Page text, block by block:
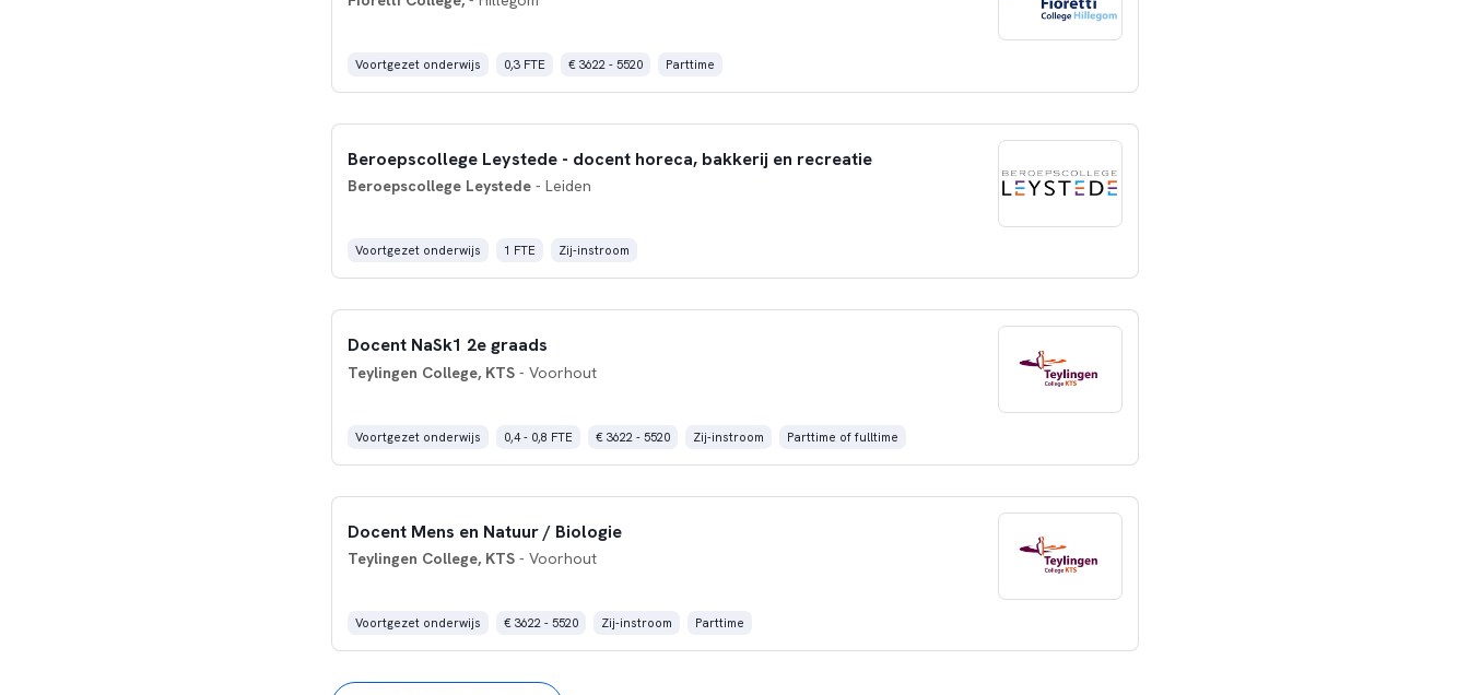
Voortgezet onderwijs 0,3 FTE € 3622 - 5520 Parttime
Beroepscollege Leystede - docent horeca, bakkerij en recreatie
Beroepscollege Leystede- Leiden
Voortgezet onderwijs 1 FTE Zij-instroom
Docent NaSk1 2e graads
Teylingen College, KTS- Voorhout
Voortgezet onderwijs 0,4 - 0,8 FTE € 3622 - 5520 Zij-instroom Parttime of fulltime
Docent Mens en Natuur / Biologie
Teylingen College, KTS- Voorhout
Voortgezet onderwijs € 3622 - 5520 Zij-instroom Parttime